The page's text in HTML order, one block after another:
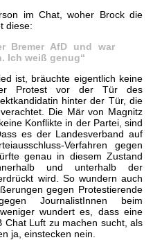
im Chat, woher Brock die
diese:
Bremer AfD und war
Ich weiß genug“
ist, bräuchte eigentlich keine
Protest vor der Tür des
hinter der Tür, die
Die Mär von Magnitz
Konflikte in der Partei, sind
es der Landesverband auf
Verfahren gegen
genau in diesem Zustand
und unterhalb der
wird. So wundern auch
gegen Protestierende
JournalistInnen beim
wundert es, dass eine
Chat Luft zu machen sucht, als
ja, einstecken nein.